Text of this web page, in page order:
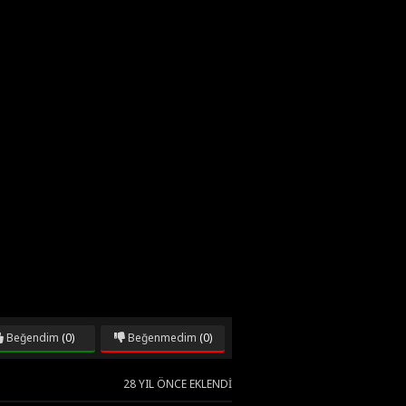
Beğendim (0) Beğenmedim (0)
28 YIL ÖNCE EKLENDI